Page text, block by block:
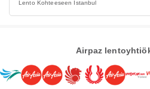
Lento Kohteeseen Istanbul
Airpaz